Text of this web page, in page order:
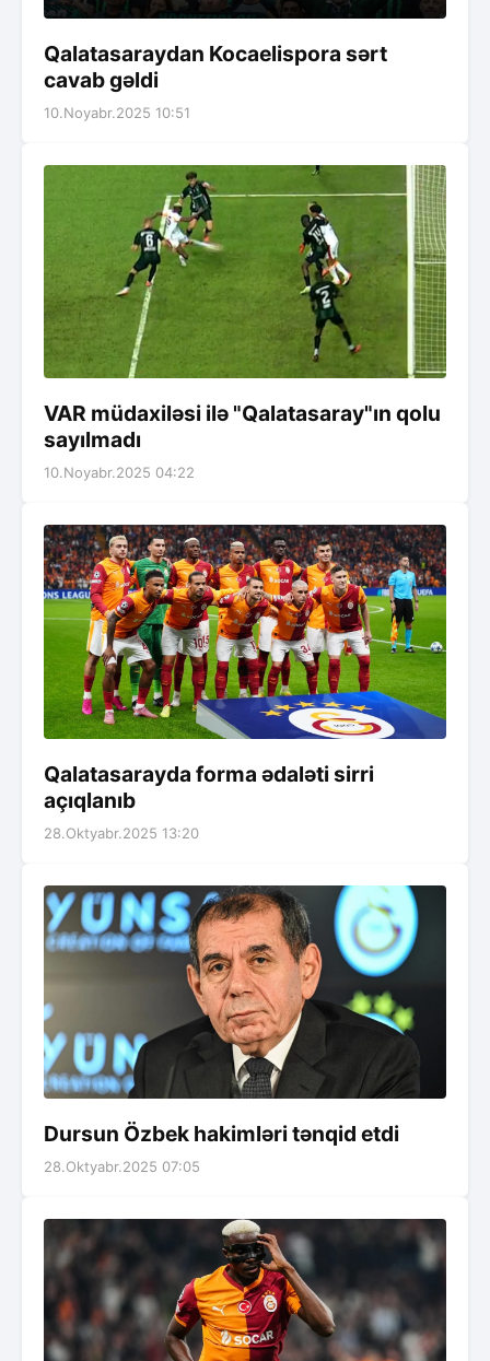
Qalatasaraydan Kocaelispora sərt
cavab gəldi
10.Noyabr.2025 10:51
VAR müdaxiləsi ilə "Qalatasaray"ın qolu
sayılmadı
10.Noyabr.2025 04:22
Qalatasarayda forma ədaləti sirri
açıqlanıb
28.Oktyabr.2025 13:20
Dursun Özbek hakimləri tənqid etdi
28.Oktyabr.2025 07:05